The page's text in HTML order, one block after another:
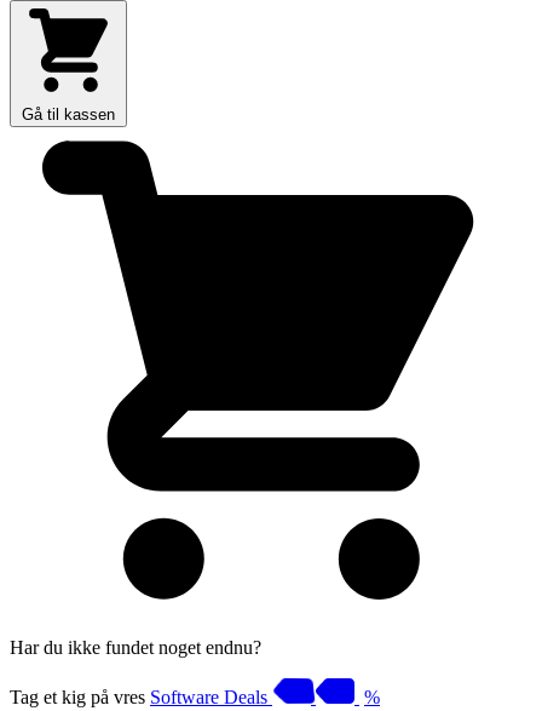
Gå til kassen
Har du ikke fundet noget endnu?
Tag et kig på vres Software Deals %